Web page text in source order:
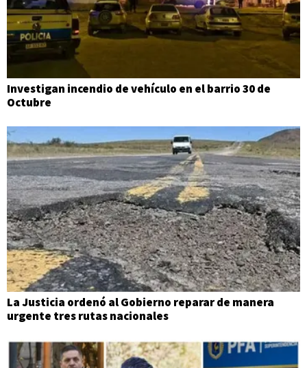
Investigan incendio de vehículo en el barrio 30 de
Octubre
La Justicia ordenó al Gobierno reparar de manera
urgente tres rutas nacionales